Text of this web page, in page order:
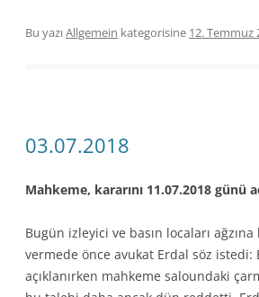
Bu yazıAllgemein kategorisine 12. Temmuz
03.07.2018
Mahkeme, kararını 11.07.2018 günü
Bugün izleyici ve basın locaları
vermede önce avukat Erdal söz
açıklanırken mahkeme saloundaki